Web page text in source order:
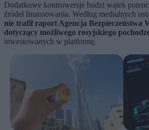
Dodatkowe kontrowersje budzi wątek
źródeł finansowania. Według medialnych
nie trafił raport Agencja Bezpieczeństwa
dotyczący możliwego rosyjskiego
inwestowanych w platformę.